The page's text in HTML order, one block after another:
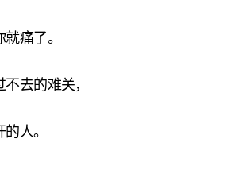
痛了。
去的难关，
人。